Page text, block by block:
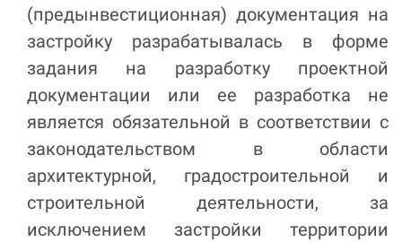
(предынвестиционная) документация на
застройку разрабатывалась в форме
задания на разработку проектной
документации или ее разработка не
является обязательной в соответствии с
законодательством в области
архитектурной, градостроительной и
строительной деятельности, за
исключением застройки территории